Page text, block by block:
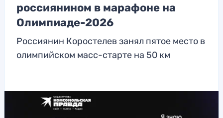
россиянином в марафоне на
Олимпиаде-2026
Россиянин Коростелев занял пятое место в
олимпийском масс-старте на 50 км